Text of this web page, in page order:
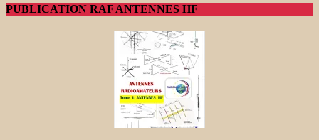
PUBLICATION RAF ANTENNES HF